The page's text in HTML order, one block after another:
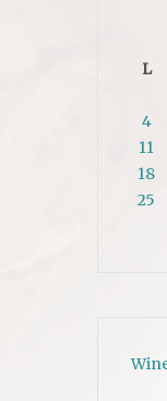
L
4
11
18
25